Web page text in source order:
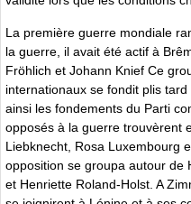
La première guerre mondiale
la guerre, il avait été actif à
Fröhlich et Johann Knief Ce
internationaux se fondit plis
ainsi les fondements du Parti
opposés à la guerre trouvèrent
Liebknecht, Rosa Luxembourg
opposition se groupa autour de
et Henriette Roland-Holst. A